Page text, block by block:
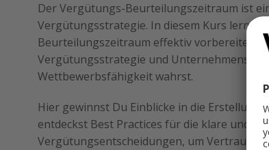
Der Vergütungs-Beurteilungszeitraum ist
Vergütungsstrategie. In diesem Kurs lernst
Beurteilungszeitraum effektiv vorbereitest
Vergütungsstrategie und
Wettbewerbsfähigkeit wahrst.
Hier gewinnst Du Einblicke in die
entdeckst Best Practices für die klare und
Vergütungsentscheidungen, um Vertrauen